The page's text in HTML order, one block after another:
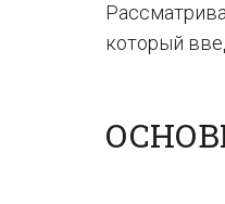
который